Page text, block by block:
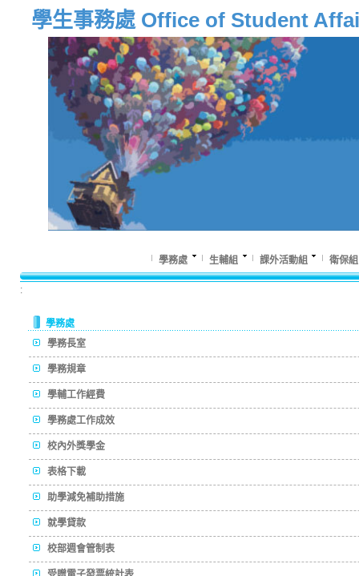
學生事務處 Office of Student
學務處 生輔組 課外活動組 衛保組
:
學務處
學務長室
學務規章
學輔工作經費
學務處工作成效
校內外獎學金
表格下載
助學減免補助措施
就學貸款
校部週會管制表